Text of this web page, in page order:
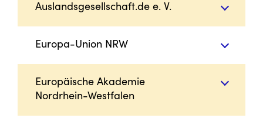
Auslandsgesellschaft.de e. V.
Europa-Union NRW
Europäische Akademie
Nordrhein-Westfalen